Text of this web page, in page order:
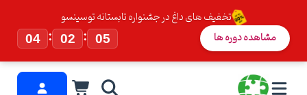
تخفیف های داغ در جشنواره تابستانه توسینسو
04 : 02 : 04 مشاهده دوره ها